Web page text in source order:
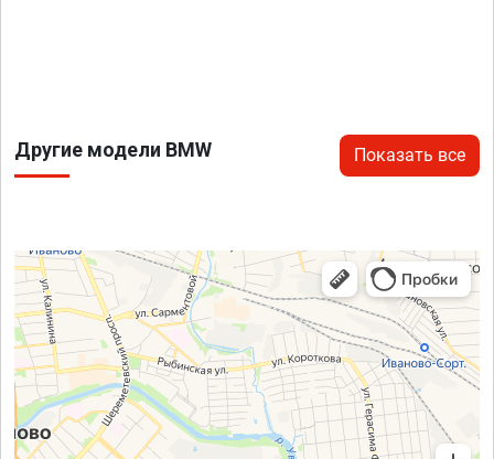
Другие модели BMW Показать все